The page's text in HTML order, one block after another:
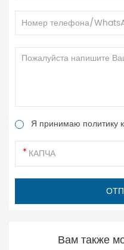
Я принимаю политику
Вам также